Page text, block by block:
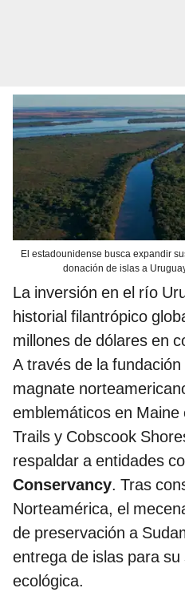
El estadounidense busca expandir
donación de islas a
La inversión en el río
historial filantrópico
millones de dólares en
A través de la
magnate
emblemáticos en
Trails y Cobscook
respaldar a entidades
Conservancy. Tras
Norteamérica, el
de preservación a
entrega de islas para
ecológica.